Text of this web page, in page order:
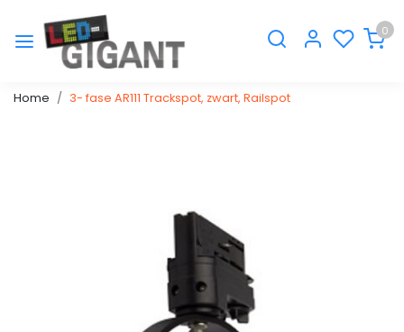
0
Home 3- fase AR111 Trackspot, zwart, Railspot